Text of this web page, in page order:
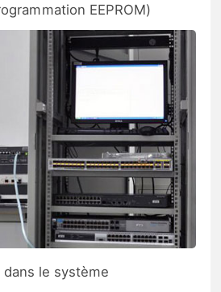
EEPROM)
dans le système